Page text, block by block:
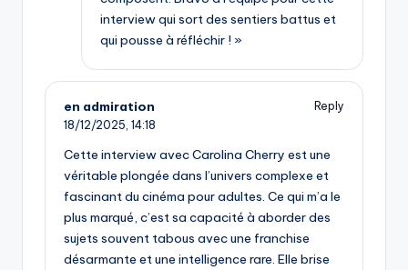
interview qui sort des sentiers battus et
qui pousse à réfléchir ! »
en admiration
Reply
18/12/2025, 14:18
Cette interview avec Carolina Cherry est une
véritable plongée dans l’univers complexe et
fascinant du cinéma pour adultes. Ce qui m’a le
plus marqué, c’est sa capacité à aborder des
sujets souvent tabous avec une franchise
désarmante et une intelligence rare. Elle brise